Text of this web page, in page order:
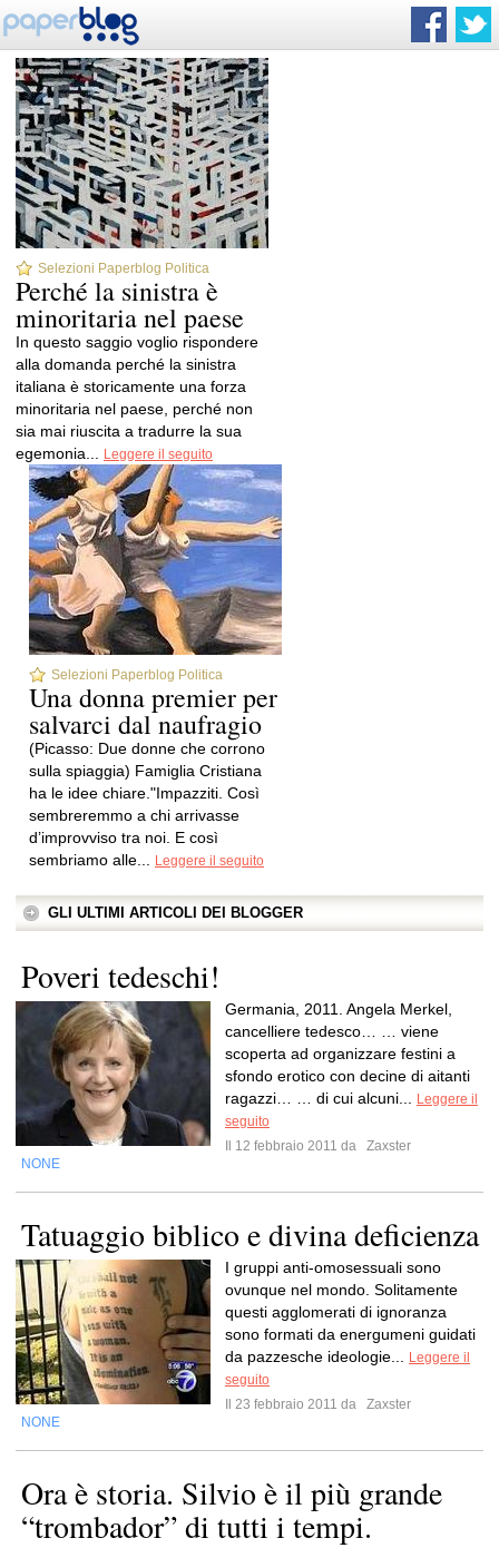
Selezioni Paperblog Politica
Perché la sinistra è
minoritaria nel paese
In questo saggio voglio rispondere
alla domanda perché la sinistra
italiana è storicamente una forza
minoritaria nel paese, perché non
sia mai riuscita a tradurre la sua
egemonia...
Leggere il seguito
Selezioni Paperblog Politica
Una donna premier per
salvarci dal naufragio
(Picasso: Due donne che corrono
sulla spiaggia) Famiglia Cristiana
ha le idee chiare."Impazziti. Così
sembreremmo a chi arrivasse
d’improvviso tra noi. E così
sembriamo alle...
Leggere il seguito
GLI ULTIMI ARTICOLI DEI BLOGGER
Poveri tedeschi!
Germania, 2011. Angela Merkel,
cancelliere tedesco… … viene
scoperta ad organizzare festini a
sfondo erotico con decine di aitanti
ragazzi… … di cui alcuni...
Leggere il
seguito
Il 12 febbraio 2011 da
Zaxster
NONE
Tatuaggio biblico e divina deficienza
I gruppi anti-omosessuali sono
ovunque nel mondo. Solitamente
questi agglomerati di ignoranza
sono formati da energumeni guidati
da pazzesche ideologie...
Leggere il
seguito
Il 23 febbraio 2011 da
Zaxster
NONE
Ora è storia. Silvio è il più grande
“trombador” di tutti i tempi.